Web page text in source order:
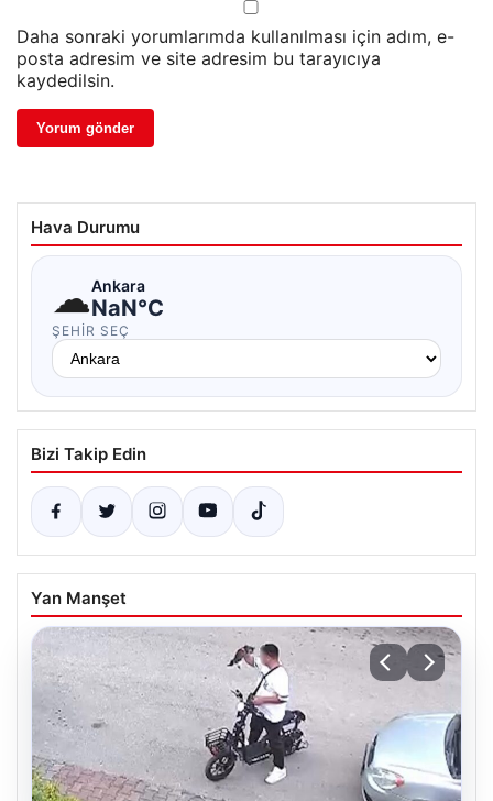
Daha sonraki yorumlarımda kullanılması için adım, e-
posta adresim ve site adresim bu tarayıcıya
kaydedilsin.
Hava Durumu
☁Ankara
NaN°C
ŞEHIR SEÇ
Bizi Takip Edin
Yan Manşet